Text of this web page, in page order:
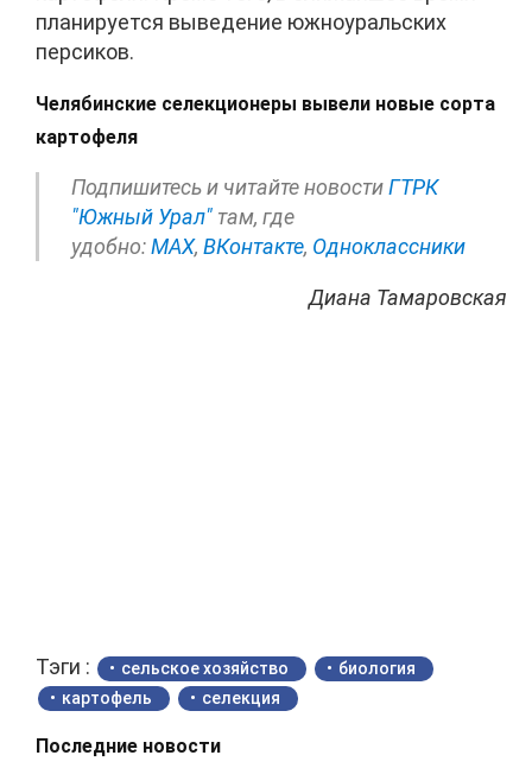
планируется выведение южноуральских
персиков.
Челябинские селекционеры вывели новые сорта
картофеля
Подпишитесь и читайте новостиГТРК
"Южный Урал" там, где
удобно:МАХ, ВКонтакте, Одноклассники
Диана Тамаровская
Тэги : сельское хозяйство
биология
картофель
селекция
Последние новости